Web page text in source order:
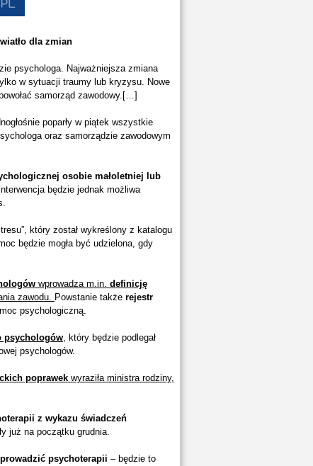
dla zmian
psychologa. Najważniejsza zmiana
w sytuacji traumy lub kryzysu. Nowe
samorząd zawodowy.[…]
poparły w piątek wszystkie
oraz samorządzie zawodowym
osobie małoletniej lub
będzie jednak możliwa
który został wykreślony z katalogu
będzie mogła być udzielona, gdy
wprowadza m.in. definicję
zawodu. Powstanie także rejestr
psychologiczną.
psychologów, który będzie podlegał
psychologów.
poprawekwyraziła ministra rodziny,
z wykazu świadczeń
już na początku grudnia.
psychoterapii – będzie to